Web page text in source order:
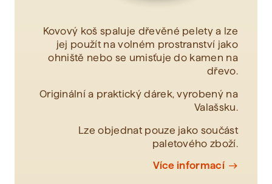
Kovový koš spaluje dřevěné pelety a lze
jej použít na volném prostranství jako
ohniště nebo se umisťuje do kamen na
dřevo.
Originální a praktický dárek, vyrobený na
Valašsku.
Lze objednat pouze jako součást
paletového zboží.
Více informací east